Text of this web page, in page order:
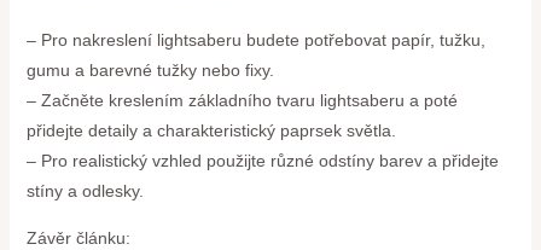
– Pro nakreslení lightsaberu budete potřebovat papír, tužku,
gumu a barevné tužky nebo fixy.
– Začněte kreslením základního tvaru lightsaberu a poté
přidejte detaily a charakteristický paprsek světla.
– Pro realistický vzhled použijte různé odstíny barev a přidejte
stíny a odlesky.
Závěr článku: